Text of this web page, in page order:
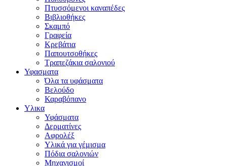
Πτυσσόμενοι καναπέδες
Βιβλιοθήκες
Σκαμπό
Γραφεία
Κρεβάτια
Παπουτσοθήκες
Τραπεζάκια σαλονιού
Υφασματα
Όλα τα υφάσματα
Βελούδο
Καραβόπανο
Υλικα
Υφάσματα
Δερματίνες
Αφρολέξ
Υλικά για γέμισμα
Πόδια σαλονιών
Μηχανισμοί